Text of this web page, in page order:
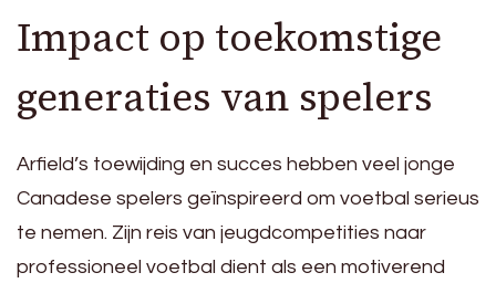
Impact op toekomstige
generaties van spelers
Arfield’s toewijding en succes hebben veel jonge
Canadese spelers geïnspireerd om voetbal serieus
te nemen. Zijn reis van jeugdcompetities naar
professioneel voetbal dient als een motiverend